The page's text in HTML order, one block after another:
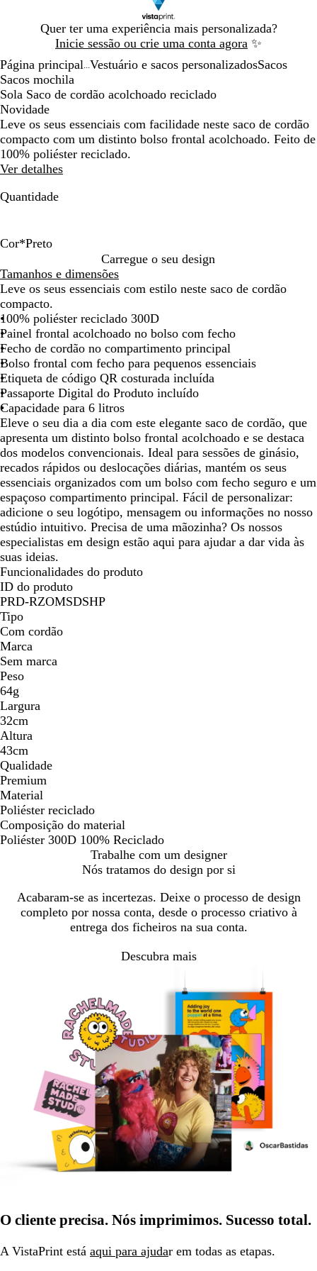
Quer ter uma experiência mais personalizada?
Inicie sessão ou crie uma conta agora ✨
Diapositivo
1
Página principal Vestuário e sacos personalizadosSacos
Sacos mochila
Sola Saco de cordão acolchoado reciclado
Novidade
Leve os seus essenciais com facilidade neste saco de cordão
compacto com um distinto bolso frontal acolchoado. Feito de
100% poliéster reciclado.
Ver detalhes
Quantidade
Cor*Preto
r
e
t
o
e
r
d
e
-
f
l
o
r
e
s
t
a
u
n
a
z
u
l
-
m
a
r
i
n
h
o
Carregue o seu design
Tamanhos e dimensões
Leve os seus essenciais com estilo neste saco de cordão
compacto.
100% poliéster reciclado 300D
Painel frontal acolchoado no bolso com fecho
Fecho de cordão no compartimento principal
Bolso frontal com fecho para pequenos essenciais
Etiqueta de código QR costurada incluída
Passaporte Digital do Produto incluído
Capacidade para 6 litros
Eleve o seu dia a dia com este elegante saco de cordão, que
apresenta um distinto bolso frontal acolchoado e se destaca
dos modelos convencionais. Ideal para sessões de ginásio,
recados rápidos ou deslocações diárias, mantém os seus
essenciais organizados com um bolso com fecho seguro e um
espaçoso compartimento principal. Fácil de personalizar:
adicione o seu logótipo, mensagem ou informações no nosso
estúdio intuitivo. Precisa de uma mãozinha? Os nossos
especialistas em design estão aqui para ajudar a dar vida às
suas ideias.
Funcionalidades do produto
ID do produto
PRD-RZOMSDSHP
Tipo
Com cordão
Marca
Sem marca
Peso
64g
Largura
32cm
Altura
43cm
Qualidade
Premium
Material
Poliéster reciclado
Composição do material
Poliéster 300D 100% Reciclado
Trabalhe com um designer
Nós tratamos do design por si
Acabaram-se as incertezas. Deixe o processo de design
completo por nossa conta, desde o processo criativo à
entrega dos ficheiros na sua conta.
Descubra mais
O cliente precisa. Nós imprimimos. Sucesso total.
A VistaPrint está aqui para ajudar em todas as etapas.